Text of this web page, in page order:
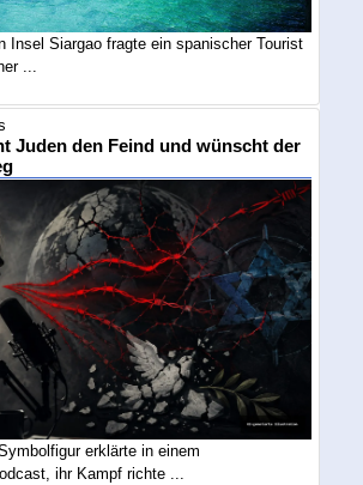
Insel Siargao fragte ein spanischer Tourist
...
Juden den Feind und wünscht der
erklärte in einem
ihr Kampf richte ...